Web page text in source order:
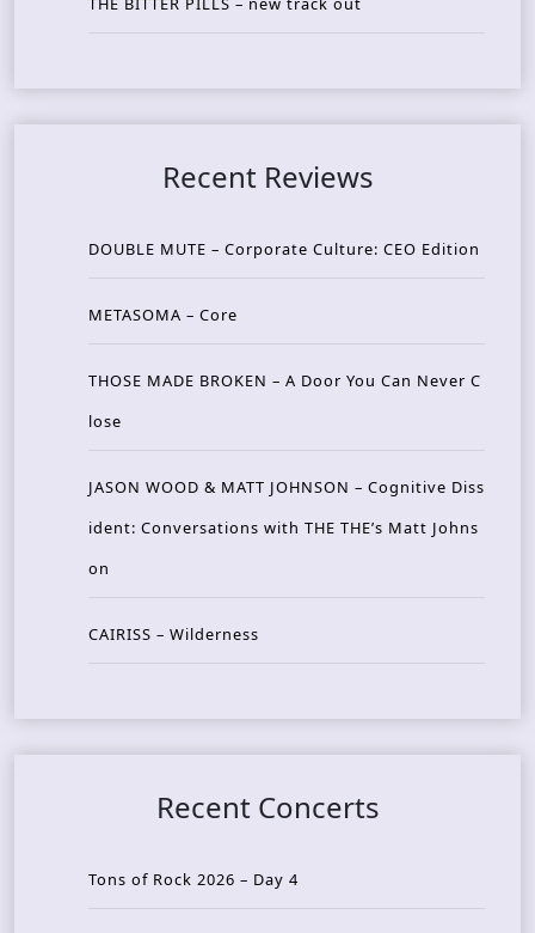
Recent Reviews
DOUBLE MUTE – Corporate Culture: CEO Edition
METASOMA – Core
THOSE MADE BROKEN – A Door You Can Never C
lose
JASON WOOD & MATT JOHNSON – Cognitive Diss
ident: Conversations with THE THE’s Matt Johns
on
CAIRISS – Wilderness
Recent Concerts
Tons of Rock 2026 – Day 4